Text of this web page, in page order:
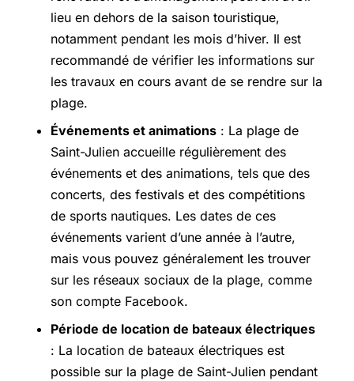
lieu en dehors de la saison touristique,
notamment pendant les mois d’hiver. Il est
recommandé de vérifier les informations sur
les travaux en cours avant de se rendre sur la
plage.
Événements et animations : La plage de
Saint-Julien accueille régulièrement des
événements et des animations, tels que des
concerts, des festivals et des compétitions
de sports nautiques. Les dates de ces
événements varient d’une année à l’autre,
mais vous pouvez généralement les trouver
sur les réseaux sociaux de la plage, comme
son compte Facebook.
Période de location de bateaux électriques
: La location de bateaux électriques est
possible sur la plage de Saint-Julien pendant